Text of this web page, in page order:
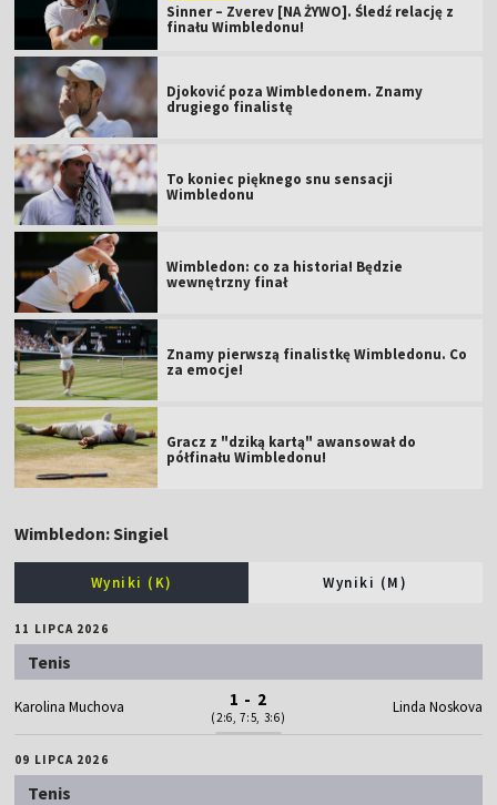
Sinner – Zverev [NA ŻYWO]. Śledź relację z
finału Wimbledonu!
Djoković poza Wimbledonem. Znamy
drugiego finalistę
To koniec pięknego snu sensacji
Wimbledonu
Wimbledon: co za historia! Będzie
wewnętrzny finał
Znamy pierwszą finalistkę Wimbledonu. Co
za emocje!
Gracz z "dziką kartą" awansował do
półfinału Wimbledonu!
Wimbledon: Singiel
Wyniki (K) Wyniki (M)
11 LIPCA 2026
Tenis
Karolina Muchova 1 - 2
(2:6, 7:5, 3:6)
Linda Noskova
09 LIPCA 2026
Tenis